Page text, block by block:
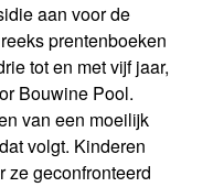
aan voor de
prentenboeken
tot en met vijf jaar,
Bouwine Pool.
van een moeilijk
volgt. Kinderen
ze geconfronteerd